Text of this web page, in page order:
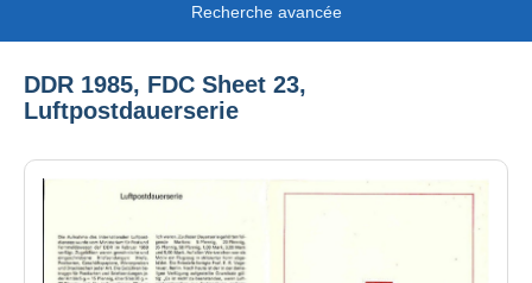
Recherche avancée
DDR 1985, FDC Sheet 23,
Luftpostdauerserie